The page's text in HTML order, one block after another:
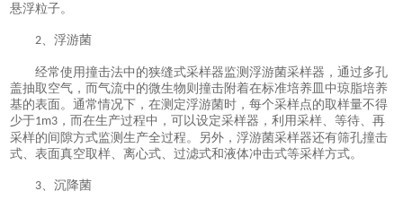
悬浮粒子。
2 、浮游菌
经常使用撞击法中的狭缝式采样器监测浮游菌采样器，通过多孔
盖抽取空气，而气流中的微生物则撞击附着在标准培养皿中琼脂培养
基的表面。通常情况下，在测定浮游菌时，每个采样点的取样量不得
少于1m3 ，而在生产过程中，可以设定采样器，利用采样、等待、再
采样的间隙方式监测生产全过程。另外，浮游菌采样器还有筛孔撞击
式、表面真空取样、离心式、过滤式和液体冲击式等采样方式。
3 、沉降菌